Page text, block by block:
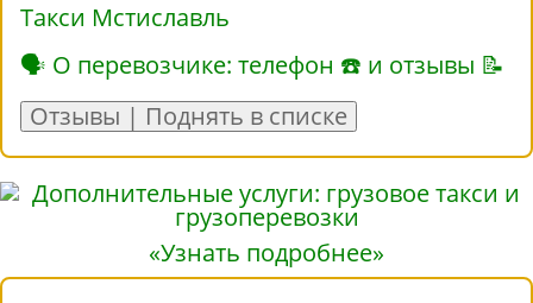
Такси Мстиславль
🗣 О перевозчике: телефон ☎ и отзывы 📝
Отзывы | Поднять в списке
«Узнать подробнее»